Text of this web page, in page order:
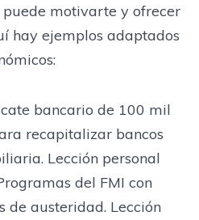
puede motivarte y ofrecer
hay ejemplos adaptados
bancario de 100 mil
recapitalizar bancos
Lección personal
del FMI con
de austeridad. Lección